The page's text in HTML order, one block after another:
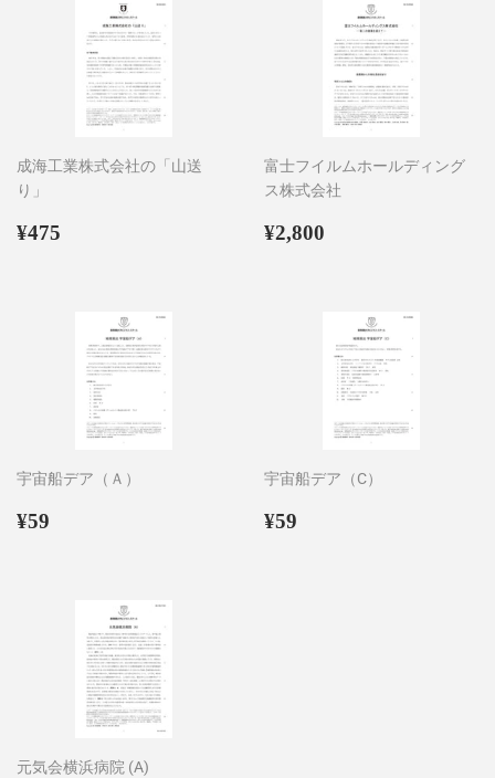
成海工業株式会社の「山送
り」
通
¥475
富士フイルムホールディング
ス株式会社
通
¥2,800
宇宙船デア（Ａ）
通
¥59
宇宙船デア（C）
通
¥59
元気会横浜病院 (A)